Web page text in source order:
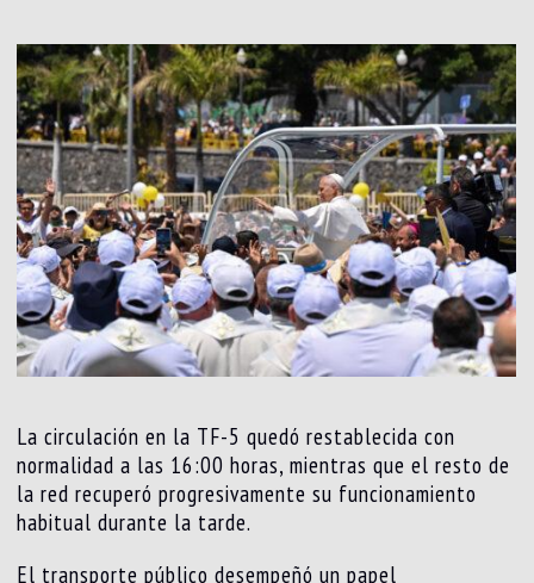
La circulación en la TF-5 quedó restablecida con
normalidad a las 16:00 horas, mientras que el resto de
la red recuperó progresivamente su funcionamiento
habitual durante la tarde.
El transporte público desempeñó un papel